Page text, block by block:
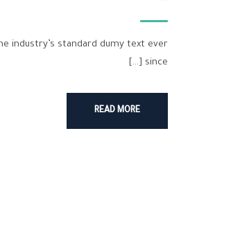
industry’s standard dumy text ever
since […]
READ MORE